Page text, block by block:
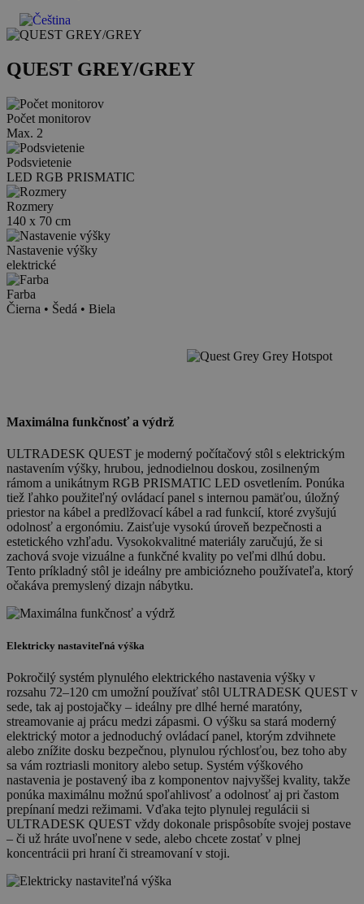
QUEST GREY/GREY
Počet monitorov
Max. 2
Podsvietenie
LED RGB PRISMATIC
Rozmery
140 x 70 cm
Nastavenie výšky
elektrické
Farba
Čierna • Šedá • Biela
Maximálna funkčnosť a výdrž
ULTRADESK QUEST je moderný počítačový stôl s elektrickým
nastavením výšky, hrubou, jednodielnou doskou, zosilneným
rámom a unikátnym RGB PRISMATIC LED osvetlením. Ponúka
tiež ľahko použiteľný ovládací panel s internou pamäťou, úložný
priestor na kábel a predlžovací kábel a rad funkcií, ktoré zvyšujú
odolnosť a ergonómiu. Zaisťuje vysokú úroveň bezpečnosti a
estetického vzhľadu. Vysokokvalitné materiály zaručujú, že si
zachová svoje vizuálne a funkčné kvality po veľmi dlhú dobu.
Tento príkladný stôl je ideálny pre ambiciózneho používateľa, ktorý
očakáva premyslený dizajn nábytku.
Elektricky nastaviteľná výška
Pokročilý systém plynulého elektrického nastavenia výšky v
rozsahu 72–120 cm umožní používať stôl ULTRADESK QUEST v
sede, tak aj postojačky – ideálny pre dlhé herné maratóny,
streamovanie aj prácu medzi zápasmi. O výšku sa stará moderný
elektrický motor a jednoduchý ovládací panel, ktorým zdvihnete
alebo znížite dosku bezpečnou, plynulou rýchlosťou, bez toho aby
sa vám roztriasli monitory alebo setup. Systém výškového
nastavenia je postavený iba z komponentov najvyššej kvality, takže
ponúka maximálnu možnú spoľahlivosť a odolnosť aj pri častom
prepínaní medzi režimami. Vďaka tejto plynulej regulácii si
ULTRADESK QUEST vždy dokonale prispôsobíte svojej postave
– či už hráte uvoľnene v sede, alebo chcete zostať v plnej
koncentrácii pri hraní či streamovaní v stoji.